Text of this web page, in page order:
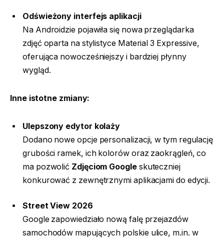
Odświeżony interfejs aplikacji
Na Androidzie pojawiła się nowa przeglądarka
zdjęć oparta na stylistyce Material 3 Expressive,
oferująca nowocześniejszy i bardziej płynny
wygląd.
Inne istotne zmiany:
Ulepszony edytor kolaży
Dodano nowe opcje personalizacji, w tym regulację
grubości ramek, ich kolorów oraz zaokrągleń, co
ma pozwolić Zdjęciom Googleskuteczniej
konkurować z zewnętrznymi aplikacjami do edycji.
Street View 2026
Google zapowiedziało nową falę przejazdów
samochodów mapujących polskie ulice, m.in. w